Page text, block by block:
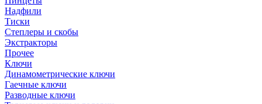
Надфили
Тиски
Степлеры и скобы
Экстракторы
Прочее
Ключи
Динамометрические ключи
Гаечные ключи
Разводные ключи